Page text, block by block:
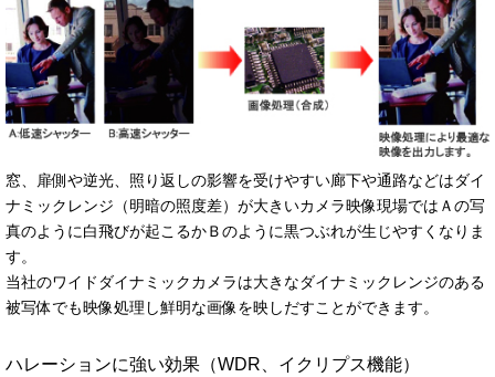
窓、扉側や逆光、照り返しの影響を受けやすい廊下や通路などはダイ
ナミックレンジ（明暗の照度差）が大きいカメラ映像現場ではＡの写
真のように白飛びが起こるかＢのように黒つぶれが生じやすくなりま
す。
当社のワイドダイナミックカメラは大きなダイナミックレンジのある
被写体でも映像処理し鮮明な画像を映しだすことができます。
ハレーションに強い効果（WDR、イクリプス機能）